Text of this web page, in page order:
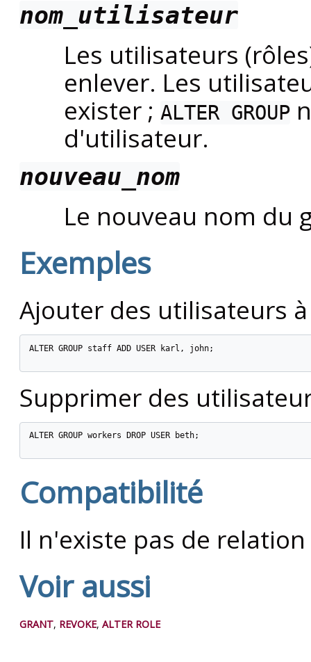
nom_utilisateur
Les utilisateurs
enlever. Les
exister ; ALTER GROUP
d'utilisateur.
nouveau_nom
Le nouveau nom du
Exemples
Ajouter des utilisateurs
ALTER GROUP staff ADD USER karl, john;
Supprimer des
ALTER GROUP workers DROP USER beth;
Compatibilité
Il n'existe pas de relation
Voir aussi
GRANT, REVOKE, ALTER ROLE